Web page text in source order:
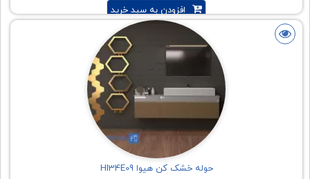
افزودن به سبد خرید
حوله خشک کن هیوا HI34E09